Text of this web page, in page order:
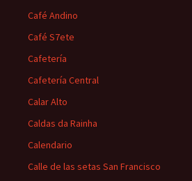
Café Andino
Café S7ete
Cafetería
Cafetería Central
Calar Alto
Caldas da Rainha
Calendario
Calle de las setas San Francisco